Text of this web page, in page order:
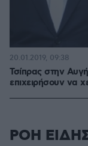
Τσίπρας στην
επιχειρήσουν να
20.01.2019, 09:38
ΡΟΗ